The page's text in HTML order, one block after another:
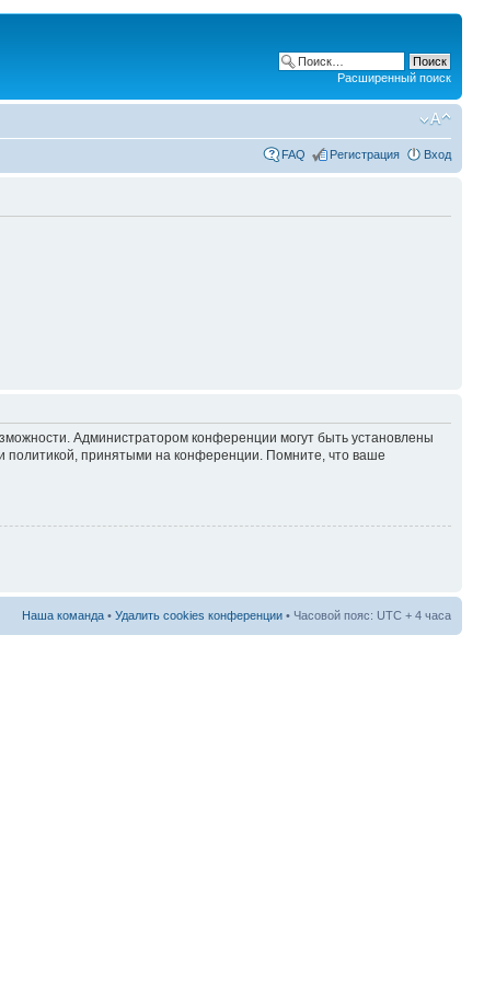
Расширенный поиск
FAQ Регистрация Вход
Администратором конференции могут быть установлены
политикой, принятыми на конференции. Помните, что ваше
Наша команда • Удалить cookies конференции • Часовой пояс: UTC + 4 часа